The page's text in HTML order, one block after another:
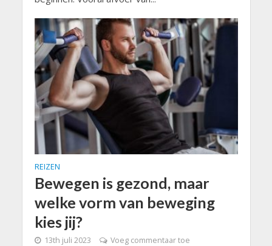
REIZEN
Bewegen is gezond, maar
welke vorm van beweging
kies jij?
13th juli 2023 Voeg commentaar toe